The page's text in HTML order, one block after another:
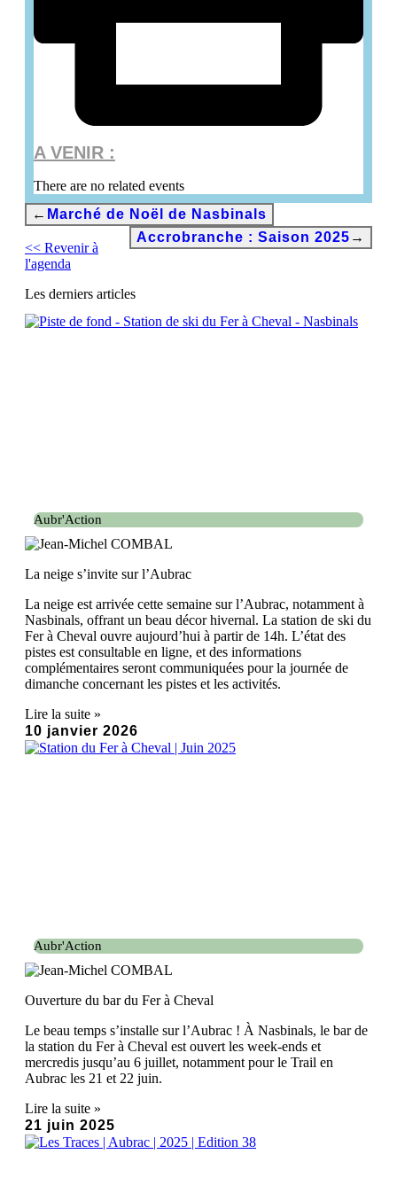
A VENIR :
There are no related events
← Marché de Noël de Nasbinals
Accrobranche : Saison 2025 →
<< Revenir à
l'agenda
Les derniers articles
Aubr'Action
La neige s’invite sur l’Aubrac
La neige est arrivée cette semaine sur l’Aubrac, notamment à
Nasbinals, offrant un beau décor hivernal. La station de ski du
Fer à Cheval ouvre aujourd’hui à partir de 14h. L’état des
pistes est consultable en ligne, et des informations
complémentaires seront communiquées pour la journée de
dimanche concernant les pistes et les activités.
Lire la suite »
10 janvier 2026
Aubr'Action
Ouverture du bar du Fer à Cheval
Le beau temps s’installe sur l’Aubrac ! À Nasbinals, le bar de
la station du Fer à Cheval est ouvert les week-ends et
mercredis jusqu’au 6 juillet, notamment pour le Trail en
Aubrac les 21 et 22 juin.
Lire la suite »
21 juin 2025